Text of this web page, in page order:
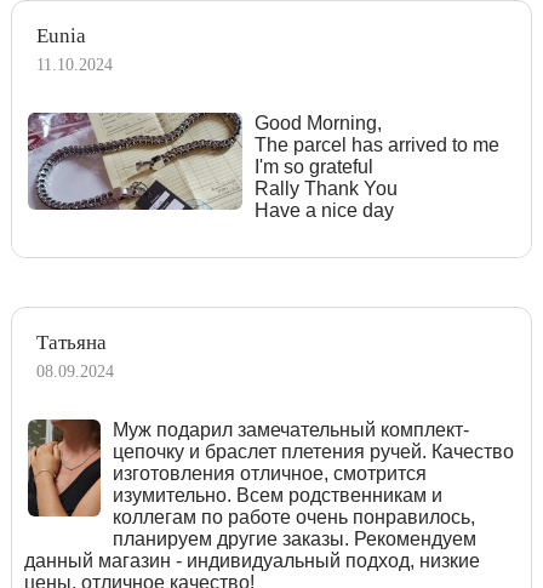
Eunia
11.10.2024
Good Morning,
The parcel has arrived to me
I'm so grateful
Rally Thank You
Have a nice day
Татьяна
08.09.2024
Муж подарил замечательный комплект-
цепочку и браслет плетения ручей. Качество
изготовления отличное, смотрится
изумительно. Всем родственникам и
коллегам по работе очень понравилось,
планируем другие заказы. Рекомендуем
данный магазин - индивидуальный подход, низкие
цены, отличное качество!